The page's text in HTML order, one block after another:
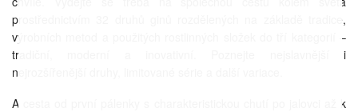
prostřednictvím 32 druhů ginů rozdělených na základě tradice,
výrobních metod a použitých rostlinných složek do tří kategorií –
tradiční, moderní a inovativní. Poznejte nejslavnější i
nejrozšířenější druhy, limitované série a další variace.
A cesta od první pálenky s charakteristickou chutí po jalovci až k